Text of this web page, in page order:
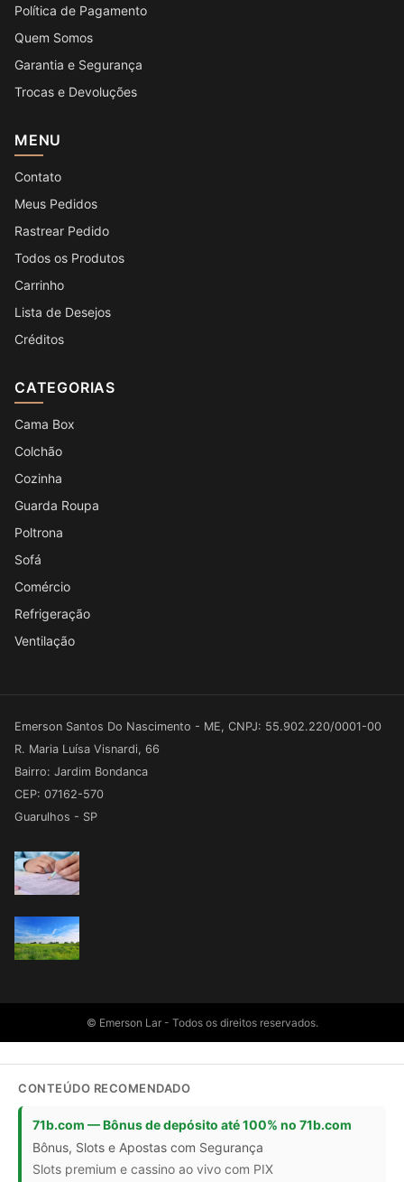
Política de Pagamento
Quem Somos
Garantia e Segurança
Trocas e Devoluções
MENU
Contato
Meus Pedidos
Rastrear Pedido
Todos os Produtos
Carrinho
Lista de Desejos
Créditos
CATEGORIAS
Cama Box
Colchão
Cozinha
Guarda Roupa
Poltrona
Sofá
Comércio
Refrigeração
Ventilação
Emerson Santos Do Nascimento - ME, CNPJ: 55.902.220/0001-00
R. Maria Luísa Visnardi, 66
Bairro: Jardim Bondanca
CEP: 07162-570
Guarulhos - SP
© Emerson Lar - Todos os direitos reservados.
CONTEÚDO RECOMENDADO
71b.com — Bônus de depósito até 100% no 71b.com
Bônus, Slots e Apostas com Segurança
Slots premium e cassino ao vivo com PIX